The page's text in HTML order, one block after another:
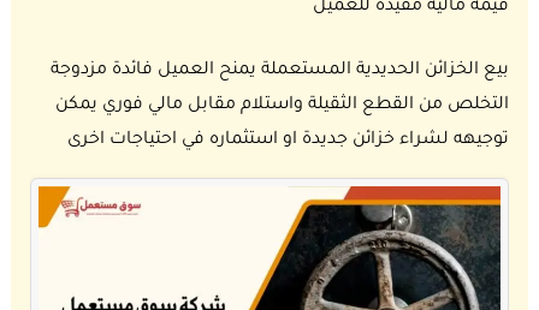
قيمة مالية مفيدة للعميل
بيع الخزائن الحديدية المستعملة يمنح العميل فائدة مزدوجة
التخلص من القطع الثقيلة واستلام مقابل مالي فوري يمكن
توجيهه لشراء خزائن جديدة او استثماره في احتياجات اخرى